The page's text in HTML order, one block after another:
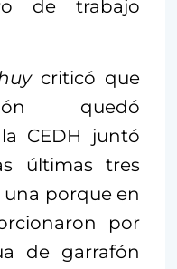
de trabajo
criticó que
quedó
CEDH juntó
últimas tres
porque en
por
de garrafón